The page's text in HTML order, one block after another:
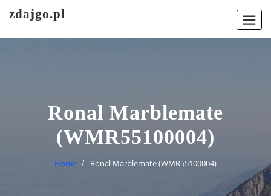
zdajgo.pl
Ronal Marblemate
(WMR55100004)
Home Ronal Marblemate (WMR55100004)